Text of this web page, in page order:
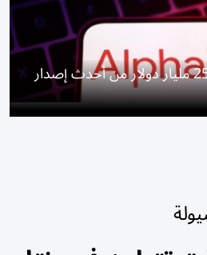
«ألفابت» تسعى لجمع 25 مليار دولار من أحدث إصدار